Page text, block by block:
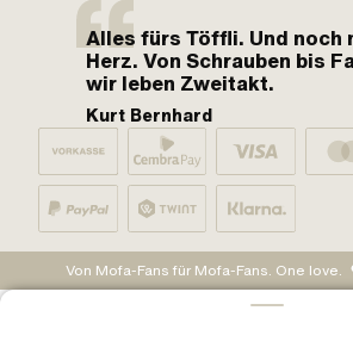
Alles fürs Töffli. Und noch
Herz. Von Schrauben bis
wir leben Zweitakt.
Kurt Bernhard
Von Mofa-Fans für Mofa-Fans. One love.